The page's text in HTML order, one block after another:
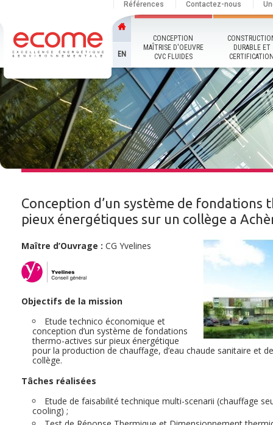
Références Contactez-nous
EN
CONCEPTION
MAÎTRISE D'OEUVRE
CVC FLUIDES
DURABLE ET
Conception d’un système de fondations
pieux énergétiques sur un collège a
Maître d’Ouvrage : CG Yvelines
Objectifs de la mission
Etude technico économique et
conception d’un système de fondations
thermo-actives sur pieux énergétique
pour la production de chauffage, d’eau chaude sanitaire et
collège.
Tâches réalisées
Etude de faisabilité technique multi-scenarii (chauffage
cooling) ;